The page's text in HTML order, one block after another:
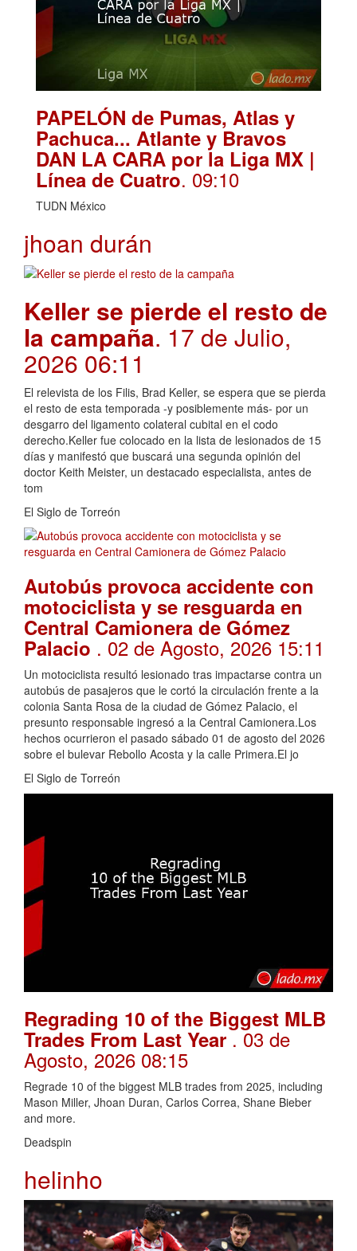
PAPELÓN de Pumas, Atlas y
Pachuca... Atlante y Bravos
DAN LA CARA por la Liga MX |
Línea de Cuatro. 09:10
TUDN México
jhoan durán
Keller se pierde el resto de
la campaña. 17 de Julio,
2026 06:11
El relevista de los Filis, Brad Keller, se espera que se pierda
el resto de esta temporada -y posiblemente más- por un
desgarro del ligamento colateral cubital en el codo
derecho.Keller fue colocado en la lista de lesionados de 15
días y manifestó que buscará una segunda opinión del
doctor Keith Meister, un destacado especialista, antes de
tom
El Siglo de Torreón
Autobús provoca accidente con
motociclista y se resguarda en
Central Camionera de Gómez
Palacio . 02 de Agosto, 2026 15:11
Un motociclista resultó lesionado tras impactarse contra un
autobús de pasajeros que le cortó la circulación frente a la
colonia Santa Rosa de la ciudad de Gómez Palacio, el
presunto responsable ingresó a la Central Camionera.Los
hechos ocurrieron el pasado sábado 01 de agosto del 2026
sobre el bulevar Rebollo Acosta y la calle Primera.El jo
El Siglo de Torreón
Regrading 10 of the Biggest MLB
Trades From Last Year. 03 de
Agosto, 2026 08:15
Regrade 10 of the biggest MLB trades from 2025, including
Mason Miller, Jhoan Duran, Carlos Correa, Shane Bieber
and more.
Deadspin
helinho